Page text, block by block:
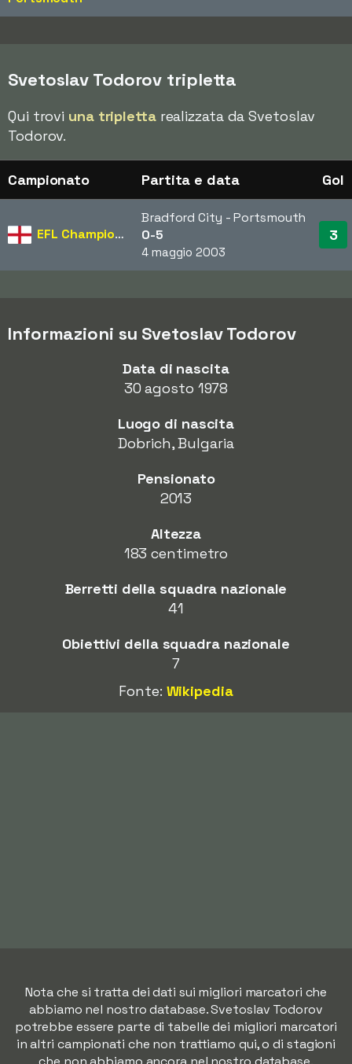
Svetoslav Todorov tripletta
Qui trovi una triplettarealizzata da Svetoslav
Todorov.
Campionato Partita e data Gol
EFL Championship
Bradford City - Portsmouth
0-5
4 maggio 2003
3
Informazioni su Svetoslav Todorov
Data di nascita
30 agosto 1978
Luogo di nascita
Dobrich, Bulgaria
Pensionato
2013
Altezza
183 centimetro
Berretti della squadra nazionale
41
Obiettivi della squadra nazionale
7
Fonte: Wikipedia
Nota che si tratta dei dati sui migliori marcatori che
abbiamo nel nostro database. Svetoslav Todorov
potrebbe essere parte di tabelle dei migliori marcatori
in altri campionati che non trattiamo qui, o di stagioni